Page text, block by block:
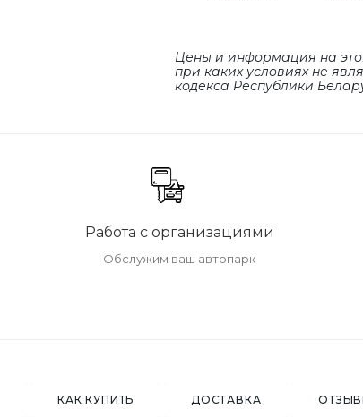
Цены и информация на
при каких условиях не
кодекса Республики
Работа с организациями
Обслужим ваш автопарк
КАК КУПИТЬ ДОСТАВКА